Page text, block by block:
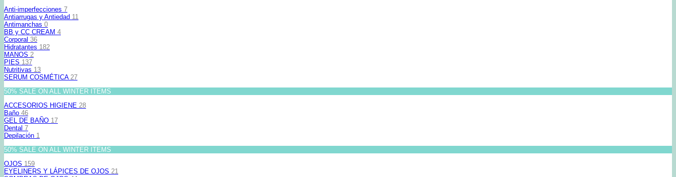
Anti-imperfecciones 7
Antiarrugas y Antiedad 11
Antimanchas 0
BB y CC CREAM 4
Corporal 36
Hidratantes 182
MANOS 2
PIES 137
Nutritivas 13
SERUM COSMÉTICA 27
50% SALE ON ALL WINTER ITEMS
ACCESORIOS HIGIENE 28
Baño 46
GEL DE BAÑO 17
Dental 7
Depilación 1
50% SALE ON ALL WINTER ITEMS
OJOS 159
EYELINERS Y LÁPICES DE OJOS 21